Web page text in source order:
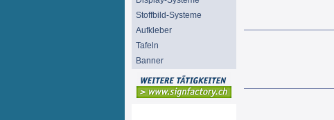
Stoffbild-Systeme
Aufkleber
Tafeln
Banner